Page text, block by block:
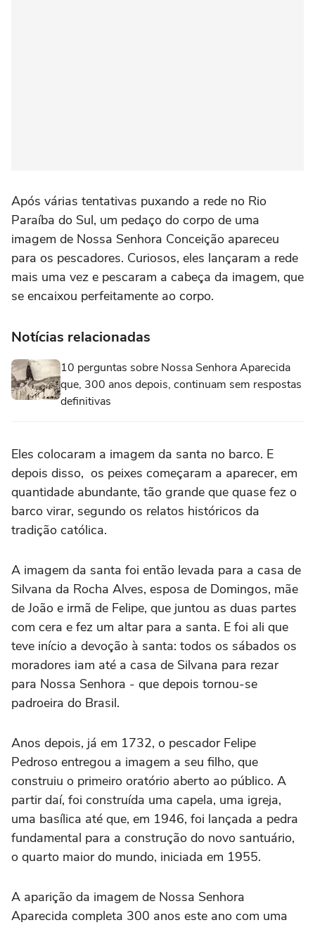
Após várias tentativas puxando a rede no Rio
Paraíba do Sul, um pedaço do corpo de uma
imagem de Nossa Senhora Conceição apareceu
para os pescadores. Curiosos, eles lançaram a rede
mais uma vez e pescaram a cabeça da imagem, que
se encaixou perfeitamente ao corpo.
Notícias relacionadas
10 perguntas sobre Nossa Senhora Aparecida
que, 300 anos depois, continuam sem respostas
definitivas
Eles colocaram a imagem da santa no barco. E
depois disso, os peixes começaram a aparecer, em
quantidade abundante, tão grande que quase fez o
barco virar, segundo os relatos históricos da
tradição católica.
A imagem da santa foi então levada para a casa de
Silvana da Rocha Alves, esposa de Domingos, mãe
de João e irmã de Felipe, que juntou as duas partes
com cera e fez um altar para a santa. E foi ali que
teve início a devoção à santa: todos os sábados os
moradores iam até a casa de Silvana para rezar
para Nossa Senhora - que depois tornou-se
padroeira do Brasil.
Anos depois, já em 1732, o pescador Felipe
Pedroso entregou a imagem a seu filho, que
construiu o primeiro oratório aberto ao público. A
partir daí, foi construída uma capela, uma igreja,
uma basílica até que, em 1946, foi lançada a pedra
fundamental para a construção do novo santuário,
o quarto maior do mundo, iniciada em 1955.
A aparição da imagem de Nossa Senhora
Aparecida completa 300 anos este ano com uma